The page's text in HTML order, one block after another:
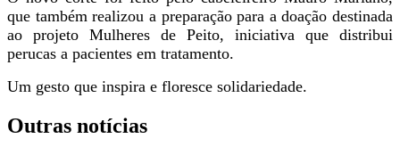
que também realizou a preparação para a doação destinada
ao projeto Mulheres de Peito, iniciativa que distribui
perucas a pacientes em tratamento.
Um gesto que inspira e floresce solidariedade.
Outras notícias